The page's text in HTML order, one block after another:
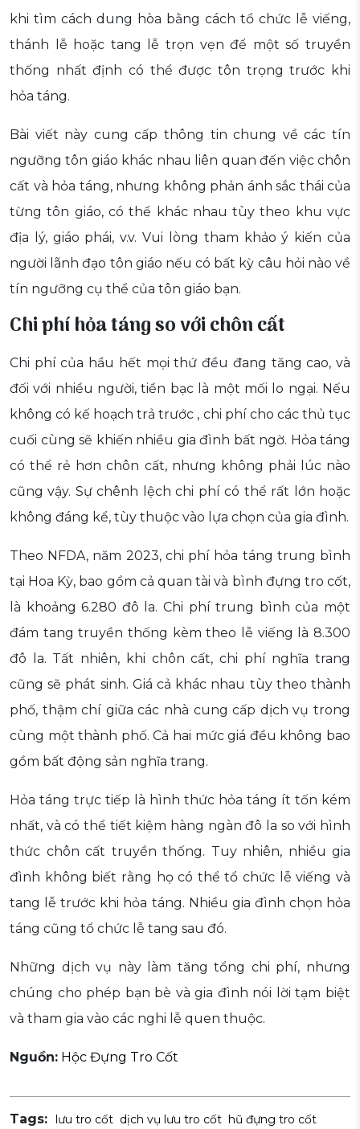
khi tìm cách dung hòa bằng cách tổ chức lễ viếng,
thánh lễ hoặc tang lễ trọn vẹn để một số truyền
thống nhất định có thể được tôn trọng trước khi
hỏa táng.
Bài viết này cung cấp thông tin chung về các tín
ngưỡng tôn giáo khác nhau liên quan đến việc chôn
cất và hỏa táng, nhưng không phản ánh sắc thái của
từng tôn giáo, có thể khác nhau tùy theo khu vực
địa lý, giáo phái, v.v. Vui lòng tham khảo ý kiến của
người lãnh đạo tôn giáo nếu có bất kỳ câu hỏi nào về
tín ngưỡng cụ thể của tôn giáo bạn.
Chi phí hỏa táng so với chôn cất
Chi phí của hầu hết mọi thứ đều đang tăng cao, và
đối với nhiều người, tiền bạc là một mối lo ngại. Nếu
không có kế hoạch trả trước , chi phí cho các thủ tục
cuối cùng sẽ khiến nhiều gia đình bất ngờ. Hỏa táng
có thể rẻ hơn chôn cất, nhưng không phải lúc nào
cũng vậy. Sự chênh lệch chi phí có thể rất lớn hoặc
không đáng kể, tùy thuộc vào lựa chọn của gia đình.
Theo NFDA, năm 2023, chi phí hỏa táng trung bình
tại Hoa Kỳ, bao gồm cả quan tài và bình đựng tro cốt,
là khoảng 6.280 đô la. Chi phí trung bình của một
đám tang truyền thống kèm theo lễ viếng là 8.300
đô la. Tất nhiên, khi chôn cất, chi phí nghĩa trang
cũng sẽ phát sinh. Giá cả khác nhau tùy theo thành
phố, thậm chí giữa các nhà cung cấp dịch vụ trong
cùng một thành phố. Cả hai mức giá đều không bao
gồm bất động sản nghĩa trang.
Hỏa táng trực tiếp là hình thức hỏa táng ít tốn kém
nhất, và có thể tiết kiệm hàng ngàn đô la so với hình
thức chôn cất truyền thống. Tuy nhiên, nhiều gia
đình không biết rằng họ có thể tổ chức lễ viếng và
tang lễ trước khi hỏa táng. Nhiều gia đình chọn hỏa
táng cũng tổ chức lễ tang sau đó.
Những dịch vụ này làm tăng tổng chi phí, nhưng
chúng cho phép bạn bè và gia đình nói lời tạm biệt
và tham gia vào các nghi lễ quen thuộc.
Nguồn: Hộc Đựng Tro Cốt
Tags: lưu tro cốt dịch vụ lưu tro cốt hũ đựng tro cốt